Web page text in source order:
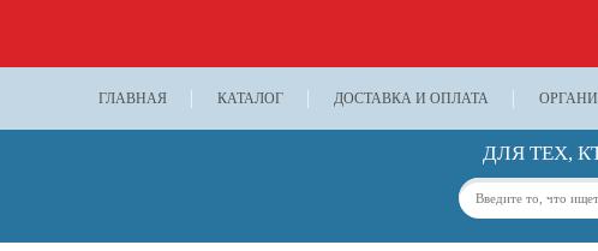
ГЛАВНАЯ КАТАЛОГ ДОСТАВКА И ОПЛАТА
ДЛЯ ТЕХ,